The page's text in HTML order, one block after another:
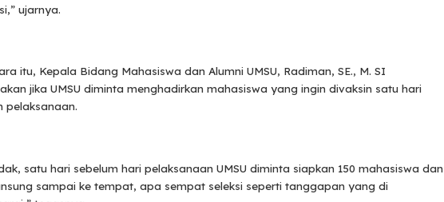
ujarnya.
itu, Kepala Bidang Mahasiswa dan Alumni UMSU, Radiman, SE., M. SI
jika UMSU diminta menghadirkan mahasiswa yang ingin divaksin satu hari
pelaksanaan.
satu hari sebelum hari pelaksanaan UMSU diminta siapkan 150 mahasiswa dan
sampai ke tempat, apa sempat seleksi seperti tanggapan yang di